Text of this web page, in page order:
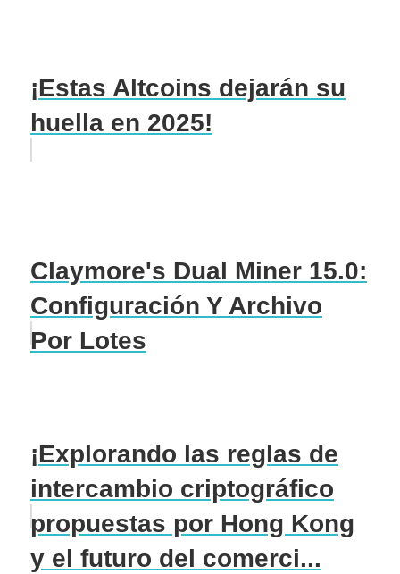
¡Estas Altcoins dejarán su
huella en 2025!
Claymore's Dual Miner 15.0:
Configuración Y Archivo
Por Lotes
¡Explorando las reglas de
intercambio criptográfico
propuestas por Hong Kong
y el futuro del comerci...